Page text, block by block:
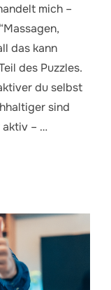
mich –
das kann
des Puzzles.
du selbst
sind
aktiv – …
PHYSIOTHERAPIE